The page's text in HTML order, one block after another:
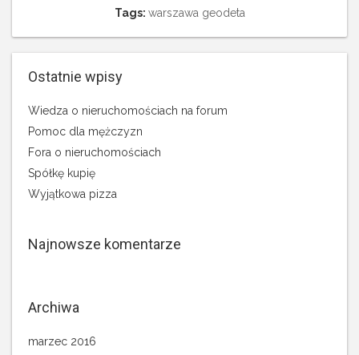
Tags: warszawa geodeta
Ostatnie wpisy
Wiedza o nieruchomościach na forum
Pomoc dla mężczyzn
Fora o nieruchomościach
Spółkę kupię
Wyjątkowa pizza
Najnowsze komentarze
Archiwa
marzec 2016